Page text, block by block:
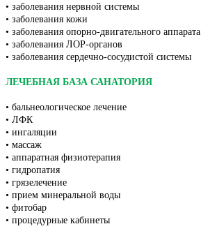
• заболевания нервной системы
• заболевания кожи
• заболевания опорно-двигательного аппарата
• заболевания ЛОР-органов
• заболевания сердечно-сосудистой системы
ЛЕЧЕБНАЯ БАЗА САНАТОРИЯ
• бальнеологическое лечение
• ЛФК
• ингаляции
• массаж
• аппаратная физиотерапия
• гидропатия
• грязелечение
• прием минеральной воды
• фитобар
• процедурные кабинеты